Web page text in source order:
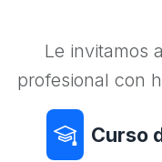
Le invitamos
profesional con
Curso